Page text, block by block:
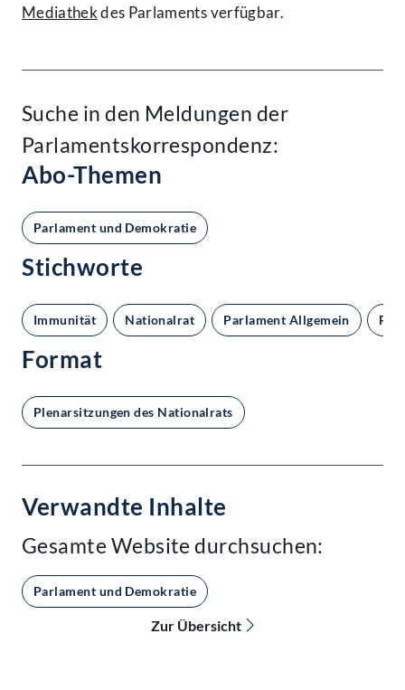
Mediathekdes Parlaments verfügbar.
Suche in den Meldungen der
Parlamentskorrespondenz:
Abo-Themen
Parlament und Demokratie
Stichworte
Immunität Nationalrat Parlament Allgemein
Format
Plenarsitzungen des Nationalrats
Verwandte Inhalte
Gesamte Website durchsuchen:
Parlament und Demokratie
Zur Übersicht